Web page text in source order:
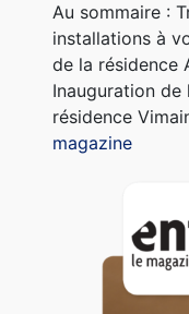
Au sommaire :
installations à
de la résidence
Inauguration
résidence
magazine